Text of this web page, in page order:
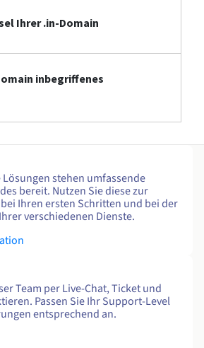
Ihrer .in-Domain
inbegriffenes
stehen umfassende
bereit. Nutzen Sie diese zur
Ihren ersten Schritten und bei der
verschiedenen Dienste.
Team per Live-Chat, Ticket und
Passen Sie Ihr Support-Level
entsprechend an.